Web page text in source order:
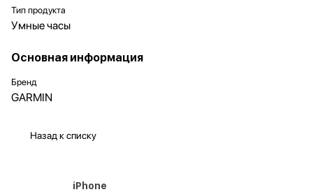
Тип продукта
Умные часы
Основная информация
Бренд
GARMIN
Назад к списку
iPhone